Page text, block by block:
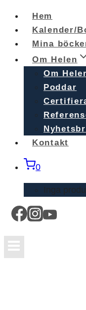
Skip
content
Hem
Kalender/
Mina
Om Helen
Om
Poddar
Kontakt
0
Inga